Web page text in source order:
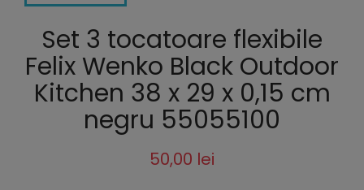
Set 3 tocatoare flexibile
Felix Wenko Black Outdoor
Kitchen 38 x 29 x 0,15 cm
negru 55055100
50,00 lei